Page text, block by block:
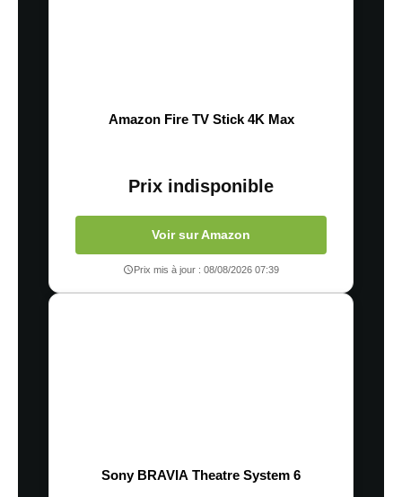
Amazon Fire TV Stick 4K Max
Prix indisponible
Voir sur Amazon
Prix mis à jour : 08/08/2026 07:39
Sony BRAVIA Theatre System 6